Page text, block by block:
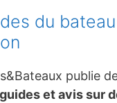
du bateau
publie
et avis sur